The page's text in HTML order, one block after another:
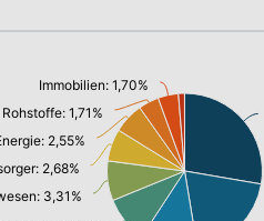
3,31%
2,68%
2,55%
Rohstoffe: 1,71%
Immobilien: 1,70%